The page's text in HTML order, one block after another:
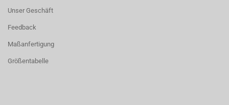
Unser Geschäft
Feedback
Maßanfertigung
Größentabelle